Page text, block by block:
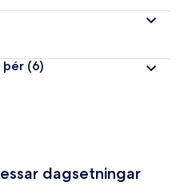
þér (6)
dagsetningar